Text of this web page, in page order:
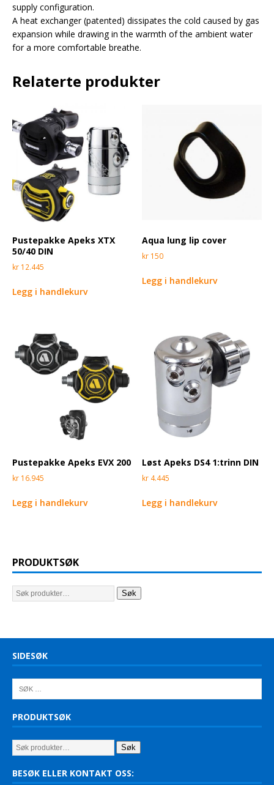
supply configuration.
A heat exchanger (patented) dissipates the cold caused by gas
expansion while drawing in the warmth of the ambient water
for a more comfortable breathe.
Relaterte produkter
Pustepakke Apeks XTX
50/40 DIN
kr 12.445
Legg i handlekurv
Aqua lung lip cover
kr 150
Legg i handlekurv
Pustepakke Apeks EVX 200
kr 16.945
Legg i handlekurv
Løst Apeks DS4 1:trinn DIN
kr 4.445
Legg i handlekurv
PRODUKTSØK
Søk
SIDESØK
PRODUKTSØK
Søk
BESØK ELLER KONTAKT OSS: